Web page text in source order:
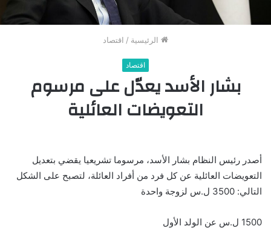
الرئيسية / اقتصاد
اقتصاد
بشار الأسد يعدّل على مرسوم
التعويضات العائلية
أصدر رئيس النظام بشار الأسد، مرسوما تشريعيا يقضي بتعديل
التعويضات العائلية عن كل فرد من أفراد العائلة، لتصبح على الشكل
التالي: 3500 ل.س لزوجة واحدة
1500 ل.س عن الولد الأول